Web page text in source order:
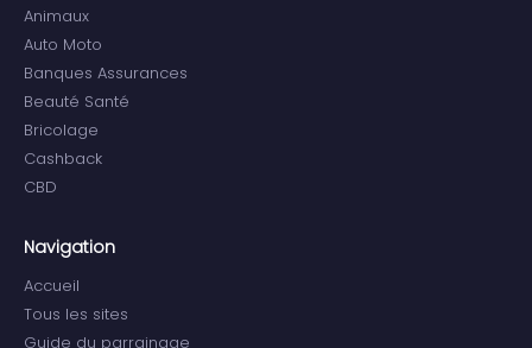
Animaux
Auto Moto
Banques Assurances
Beauté Santé
Bricolage
Cashback
CBD
Navigation
Accueil
Tous les sites
Guide du parrainage